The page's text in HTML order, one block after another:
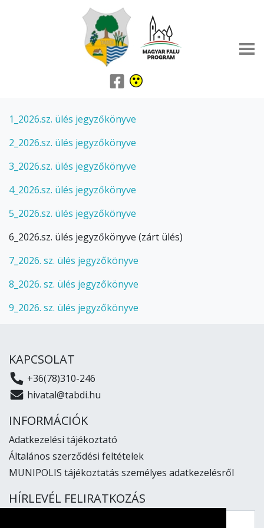
1_2026.sz. ülés jegyzőkönyve
2_2026.sz. ülés jegyzőkönyve
3_2026.sz. ülés jegyzőkönyve
4_2026.sz. ülés jegyzőkönyve
5_2026.sz. ülés jegyzőkönyve
6_2026.sz. ülés jegyzőkönyve (zárt ülés)
7_2026. sz. ülés jegyzőkönyve
8_2026. sz. ülés jegyzőkönyve
9_2026. sz. ülés jegyzőkönyve
KAPCSOLAT
+36(78)310-246
hivatal@tabdi.hu
INFORMÁCIÓK
Adatkezelési tájékoztató
Általános szerződési feltételek
MUNIPOLIS tájékoztatás személyes adatkezelésről
HÍRLEVÉL FELIRATKOZÁS